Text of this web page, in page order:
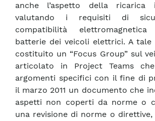
anche l’aspetto della ricarica
valutando i requisiti di
compatibilità
batterie dei veicoli elettrici. A
costituito un “Focus Group” sul
articolato in Project Teams
argomenti specifici con il fine di
il marzo 2011 un documento che
aspetti non coperti da norme o
una revisione di norme o direttive,